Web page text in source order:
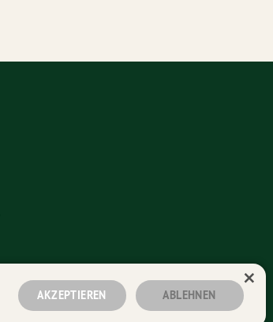
AKZEPTIEREN ABLEHNEN
×